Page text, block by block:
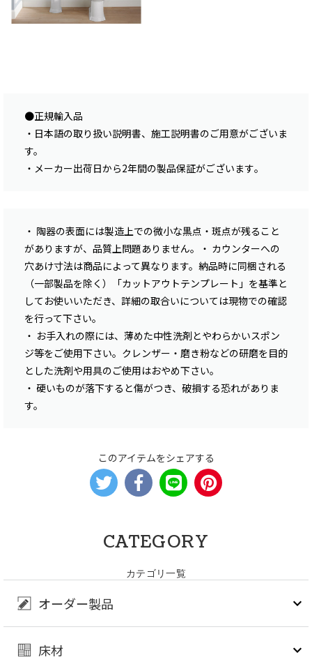
●正規輸入品
・日本語の取り扱い説明書、施工説明書のご用意がございま
す。
・メーカー出荷日から2年間の製品保証がございます｡
・ 陶器の表面には製造上での微小な黒点・斑点が残ること
がありますが、品質上問題ありません。・ カウンターへの
穴あけ寸法は商品によって異なります。納品時に同梱される
（一部製品を除く）「カットアウトテンプレート」を基準と
してお使いいただき、詳細の取合いについては現物での確認
を行って下さい。
・ お手入れの際には、薄めた中性洗剤とやわらかいスポン
ジ等をご使用下さい。クレンザー・磨き粉などの研磨を目的
とした洗剤や用具のご使用はおやめ下さい。
・ 硬いものが落下すると傷がつき、破損する恐れがありま
す。
このアイテムをシェアする
CATEGORY
カテゴリ一覧
オーダー製品
床材